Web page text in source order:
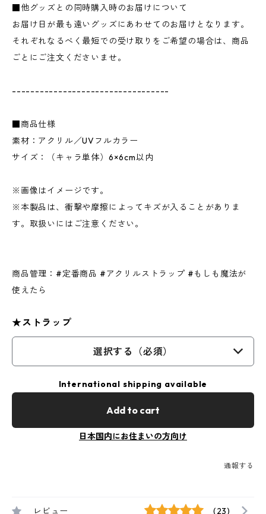
■他グッズとの同時購入時のお届けについて
お届け日が最も遠いグッズにあわせてのお届けとなります。
それぞれなるべく最短での受け取りをご希望の場合は、商品
ごとにご注文くださいませ。
----------------------------------
■商品仕様
素材：アクリル／UVフルカラー
サイズ：（キャラ単体）6×6cm以内
※画像はイメージです。
※本製品は、衝撃や摩擦によってキズが入ることがありま
す。取扱いにはご注意ください。
商品管理：#定番商品 #アクリルストラップ #もしも魔法が
使えたら
★ストラップ
選択する（必須）
International shipping available
Add to cart
日本国内にお住まいの方向け
通報する
レビュー (23)